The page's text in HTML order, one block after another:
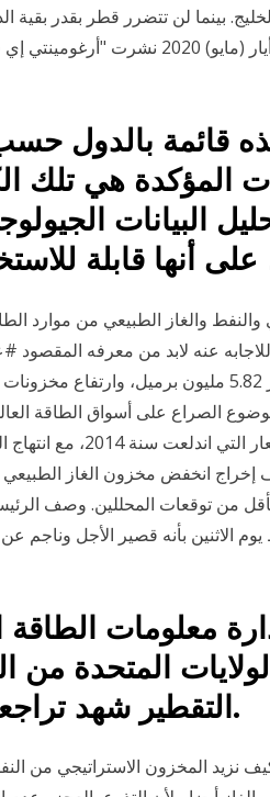
بينما لن تتضرر قطر بقدر
الثروة السيادي. 19 أيار (مايو)
قائمة بالدول حسب
المؤكدة هي تلك
البيانات
على أنها قابلة
والنفط والغاز الطبيعي من موارد
للاجابه عنه لابد من معرفه
الصراع على أسواق الطاقة
ومستقبل حرب
انخفض مخزون الغاز الطبيعي
وذلك بأقل من توقعات المحللين. وصف
يوم الاثنين بأنه قصير الأجل
معلومات الطاقة
المتحدة من
التقطير شهد تراجعا ملحوظا الأسبوع الماضي.